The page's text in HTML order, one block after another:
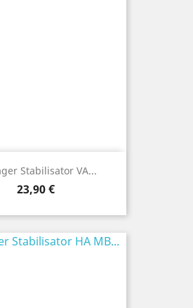
Stabilisator VA...
Preis
23,90 €